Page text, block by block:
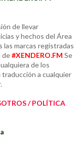
de llevar
y hechos del Área
marcas registradas
de#XENDERO.FM Se
de los
traducción a cualquier
/ POLÍTICA